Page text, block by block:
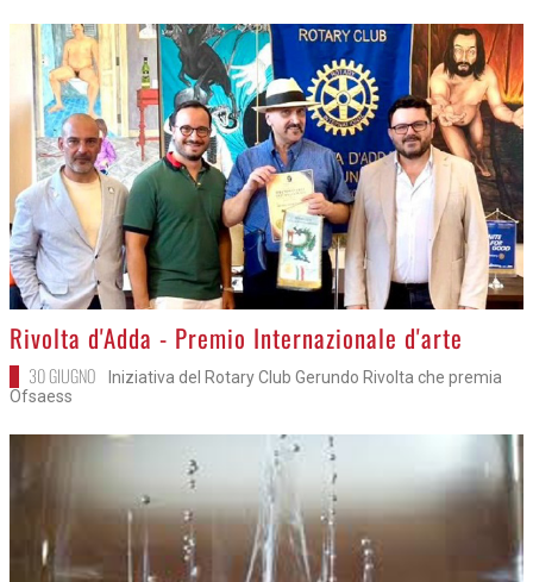
>
Rivolta d'Adda - Premio Internazionale d'arte
30 GIUGNO
Iniziativa del Rotary Club Gerundo Rivolta che premia
Ofsaess